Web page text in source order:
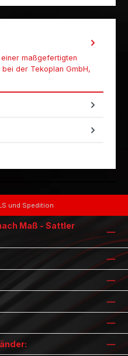
maßgefertigten
der Tekoplan GmbH,
und Spedition
Maß - Sattler